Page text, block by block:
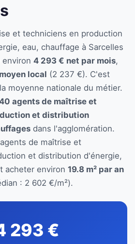
et techniciens en production
eau, chauffage à Sarcelles
environ 4 293 € net par mois,
local (2 237 €). C'est
moyenne nationale du métier.
agents de maîtrise et
et distribution
dans l'agglomération.
de maîtrise et
et distribution d'énergie,
acheter environ 19.8 m² par an
: 2 602 €/m²).
293 €